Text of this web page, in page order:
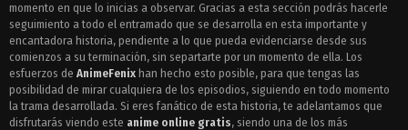
Episodio 10 - MM!
Episodio 9 - MM!
Episodio 8 - MM!
Episodio 7 - MM!
momento en que lo inicias a observar. Gracias a esta sección podrás hacerle
seguimiento a todo el entramado que se desarrolla en esta importante y
encantadora historia, pendiente a lo que pueda evidenciarse desde sus
comienzos a su terminación, sin separtarte por un momento de ella. Los
esfuerzos de AnimeFenix han hecho esto posible, para que tengas las
posibilidad de mirar cualquiera de los episodios, siguiendo en todo momento
la trama desarrollada. Si eres fanático de esta historia, te adelantamos que
disfrutarás viendo este anime online gratis, siendo una de los más